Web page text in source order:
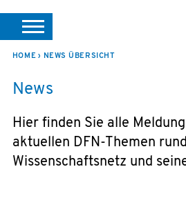
SUCHE PORTALE SUPPORT
VEREIN INTERN
HOME NEWS ÜBERSICHT
News
Hier finden Sie alle
aktuellen DFN-Themen
Wissenschaftsnetz und